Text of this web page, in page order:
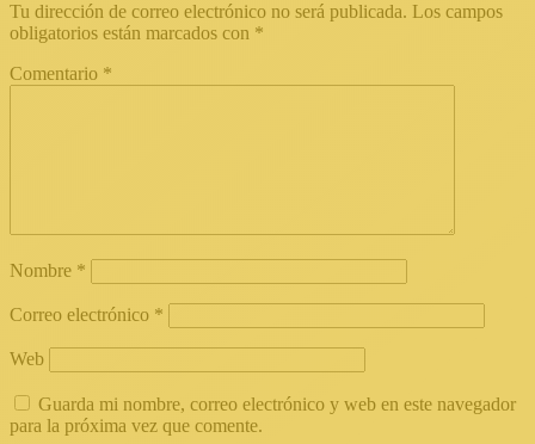
Tu dirección de correo electrónico no será publicada. Los campos
obligatorios están marcados con *
Comentario *
Nombre *
Correo electrónico *
Web
Guarda mi nombre, correo electrónico y web en este navegador
para la próxima vez que comente.